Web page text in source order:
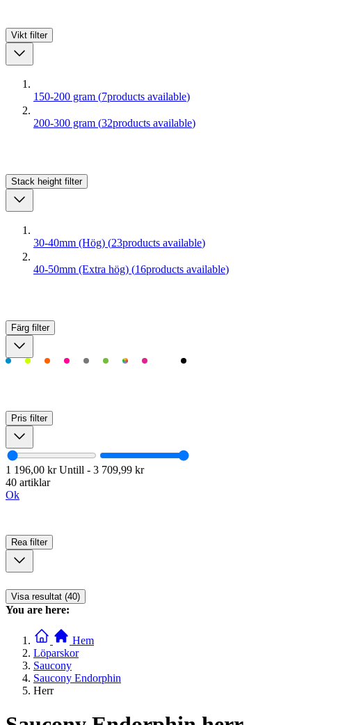
Vikt filter
150-200 gram (7products available)
200-300 gram (32products available)
Stack height filter
30-40mm (Hög) (23products available)
40-50mm (Extra hög) (16products available)
Färg filter
Pris filter
1 196,00 kr Untill - 3 709,99 kr
40 artiklar
Ok
Rea filter
Visa resultat (40)
You are here:
Hem
Löparskor
Saucony
Saucony Endorphin
Herr